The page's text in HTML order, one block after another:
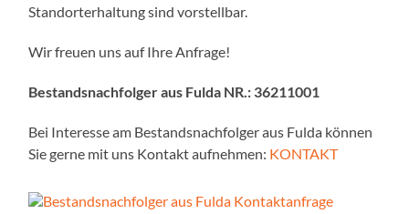
Standorterhaltung sind vorstellbar.
Wir freuen uns auf Ihre Anfrage!
Bestandsnachfolger aus Fulda NR.: 36211001
Bei Interesse am Bestandsnachfolger aus Fulda können
Sie gerne mit uns Kontakt aufnehmen: KONTAKT